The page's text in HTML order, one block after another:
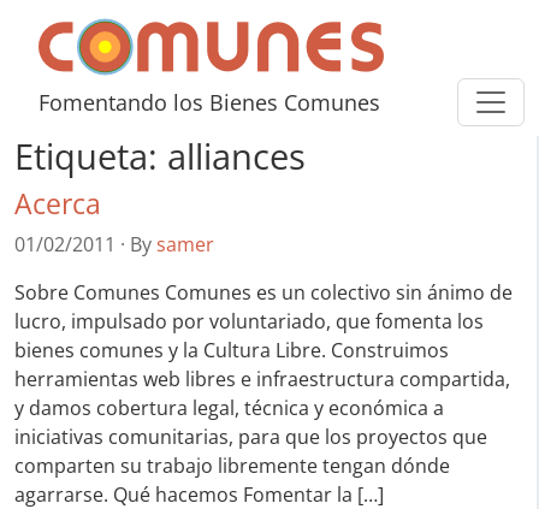
Skip to content
Comunes
Fomentando los Bienes Comunes
Etiqueta: alliances
Acerca
01/02/2011 · Bysamer
Sobre Comunes Comunes es un colectivo sin ánimo de
lucro, impulsado por voluntariado, que fomenta los
bienes comunes y la Cultura Libre. Construimos
herramientas web libres e infraestructura compartida,
y damos cobertura legal, técnica y económica a
iniciativas comunitarias, para que los proyectos que
comparten su trabajo libremente tengan dónde
agarrarse. Qué hacemos Fomentar la […]